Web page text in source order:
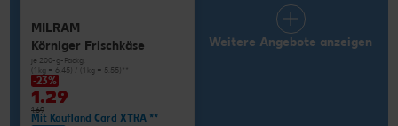
MILRAM
Körniger Frischkäse
je 200-g-Packg.
(1 kg = 6.45) / (1 kg = 5.55)**
-23%
1.29
1.69
Mit Kaufland Card XTRA **
Weitere Angebote anzeigen